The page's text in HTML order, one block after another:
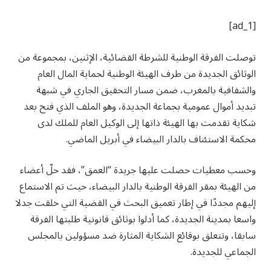
[ad_1]
توصلت الفرقة الوطنية للشرطة القضائية، الإثنين، بمجموعة من
الوثائق الجديدة من طرف الهيئة الوطنية لحماية المال العام
والشفافية بالمغرب، ضمن مسار التحقيق الجاري في شبهة
تبديد أموال عمومية بجماعة الجديدة، وهو الملف الذي فتح بعد
شكاية تقدمت بها الهيئة ذاتها إلى الوكيل العام للملك لدى
محكمة الاستئناف بالدار البيضاء في أبريل الماضي.
وحسب معطيات حصلت عليها جريدة “العمق”، فقد حلّ أعضاء
من الهيئة بمقر الفرقة الوطنية بالدار البيضاء، حيث تم الاستماع
إليهم مجددًا في إطار تعميق البحث في القضية التي خلقت جدلا
واسعا بمدينة الجديدة، كما أدلوا بوثائق قانونية طلبتها الفرقة
سابقا، وتتعلق بوقائع الشكاية المثارة ضد مسؤولين بالمجلس
الجماعي للجديدة.